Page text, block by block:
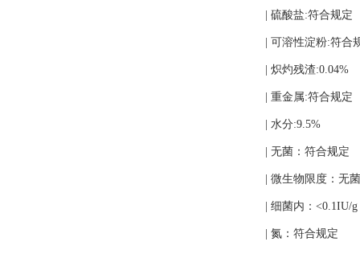
| 硫酸盐:符合规定
| 可溶性淀粉:符合
| 炽灼残渣:0.04%
| 重金属:符合规定
| 水分:9.5%
| 无菌：符合规定
| 微生物限度：无菌
| 细菌内：<0.1IU/g
| 氮：符合规定